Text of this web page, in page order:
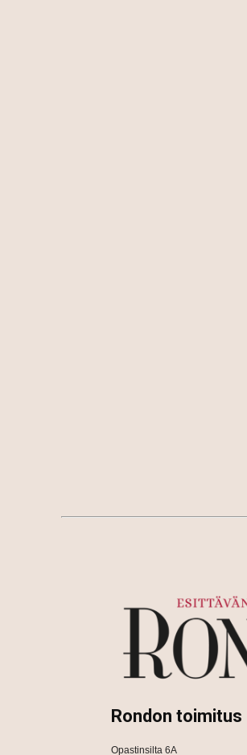
Rondon toimitus
Opastinsilta 6A